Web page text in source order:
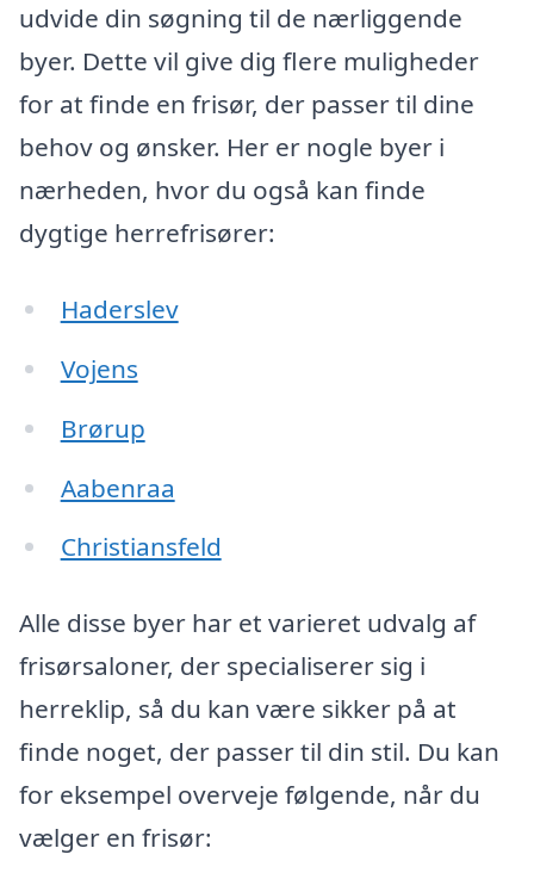
udvide din søgning til de nærliggende
byer. Dette vil give dig flere muligheder
for at finde en frisør, der passer til dine
behov og ønsker. Her er nogle byer i
nærheden, hvor du også kan finde
dygtige herrefrisører:
Haderslev
Vojens
Brørup
Aabenraa
Christiansfeld
Alle disse byer har et varieret udvalg af
frisørsaloner, der specialiserer sig i
herreklip, så du kan være sikker på at
finde noget, der passer til din stil. Du kan
for eksempel overveje følgende, når du
vælger en frisør: